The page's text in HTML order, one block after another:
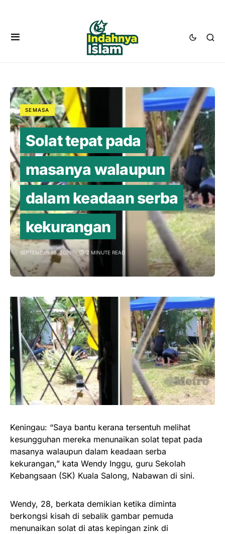
SEMASA
Solat tepat pada
masanya walaupun
dalam keadaan serba
kekurangan
SEPTEMBER 25, 2021 2 MINUTE READ
Keningau: “Saya bantu kerana tersentuh melihat
kesungguhan mereka menunaikan solat tepat pada
masanya walaupun dalam keadaan serba
kekurangan,” kata Wendy Inggu, guru Sekolah
Kebangsaan (SK) Kuala Salong, Nabawan di sini.
Wendy, 28, berkata demikian ketika diminta
berkongsi kisah di sebalik gambar pemuda
menunaikan solat di atas kepingan zink di